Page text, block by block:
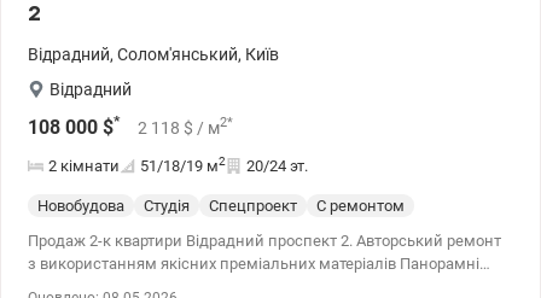
2
Відрадний, Солом'янський, Київ
Відрадний
108 000 $* 2 118 $ / м2*
2 кімнати 51/18/19 м2 20/24 эт.
Новобудова Студія Спецпроект
С ремонтом
Продаж 2-к квартири Відрадний проспект 2. Авторський ремонт
з використанням якісних преміальних матеріалів Панорамні